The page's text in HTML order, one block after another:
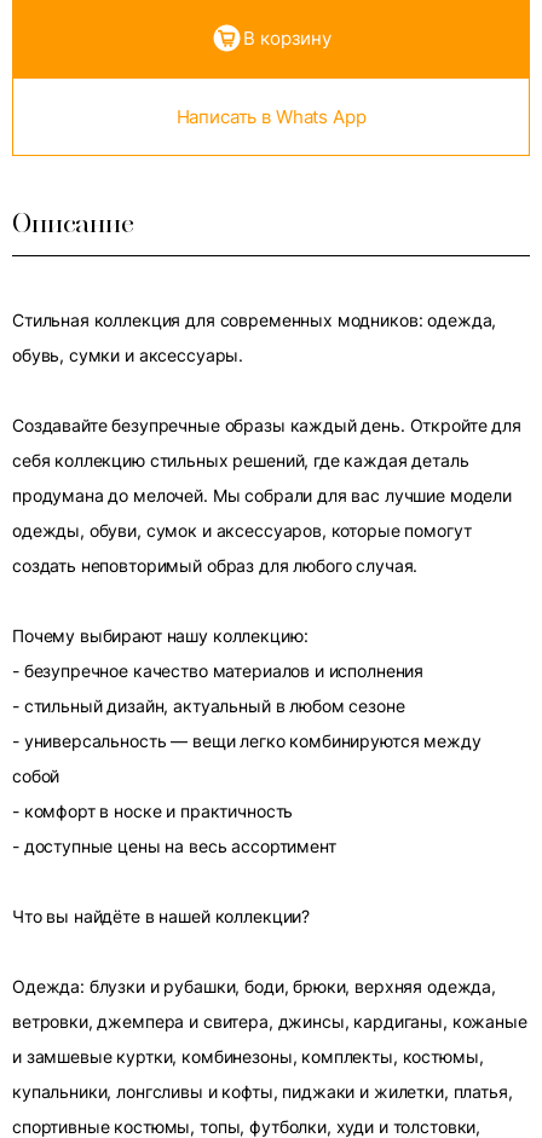
В корзину
Написать в Whats App
Описание
Стильная коллекция для современных модников: одежда,
обувь, сумки и аксессуары.
Создавайте безупречные образы каждый день. Откройте для
себя коллекцию стильных решений, где каждая деталь
продумана до мелочей. Мы собрали для вас лучшие модели
одежды, обуви, сумок и аксессуаров, которые помогут
создать неповторимый образ для любого случая.
Почему выбирают нашу коллекцию:
- безупречное качество материалов и исполнения
- стильный дизайн, актуальный в любом сезоне
- универсальность — вещи легко комбинируются между
собой
- комфорт в носке и практичность
- доступные цены на весь ассортимент
Что вы найдёте в нашей коллекции?
Одежда: блузки и рубашки, боди, брюки, верхняя одежда,
ветровки, джемпера и свитера, джинсы, кардиганы, кожаные
и замшевые куртки, комбинезоны, комплекты, костюмы,
купальники, лонгсливы и кофты, пиджаки и жилетки, платья,
спортивные костюмы, топы, футболки, худи и толстовки,